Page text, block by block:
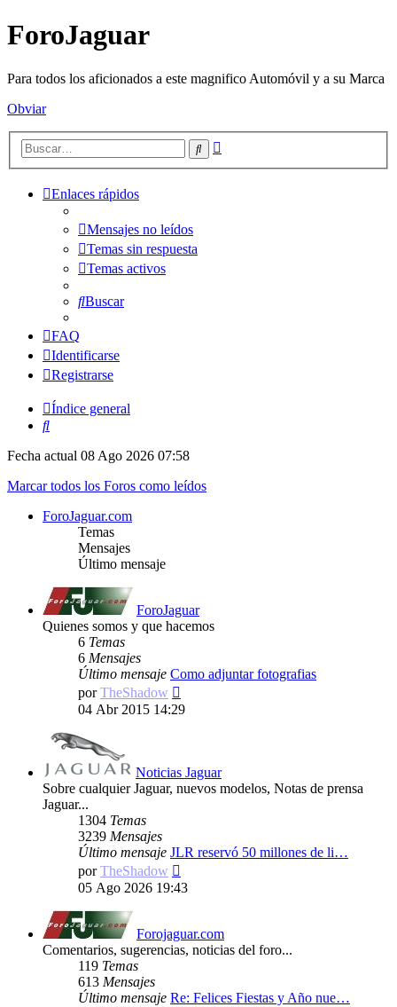
ForoJaguar
Para todos los aficionados a este magnifico Automóvil y a su Marca
Obviar
Buscar
Enlaces rápidos
Mensajes no leídos
Temas sin respuesta
Temas activos
Buscar
FAQ
Identificarse
Registrarse
Índice general
Buscar
Fecha actual 08 Ago 2026 07:58
Marcar todos los Foros como leídos
ForoJaguar.com
Temas
Mensajes
Último mensaje
ForoJaguar
Quienes somos y que hacemos
6 Temas
6 Mensajes
Último mensaje Como adjuntar fotografias
porTheShadow
último
04 Abr 2015 14:29
Noticias Jaguar
Sobre cualquier Jaguar, nuevos modelos, Notas de prensa
Jaguar...
1304 Temas
3239 Mensajes
Último mensaje JLR reservó 50 millones de li…
porTheShadow
último
05 Ago 2026 19:43
Forojaguar.com
Comentarios, sugerencias, noticias del foro...
119 Temas
613 Mensajes
Último mensaje Re: Felices Fiestas y Año nue…